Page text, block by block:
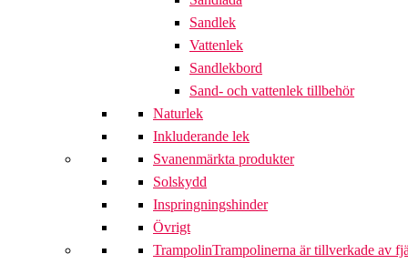
Sandlek
Vattenlek
Sandlekbord
Sand- och vattenlek tillbehör
Naturlek
Inkluderande lek
Svanenmärkta produkter
Solskydd
Inspringningshinder
Övrigt
TrampolinTrampolinerna är tillverkade av